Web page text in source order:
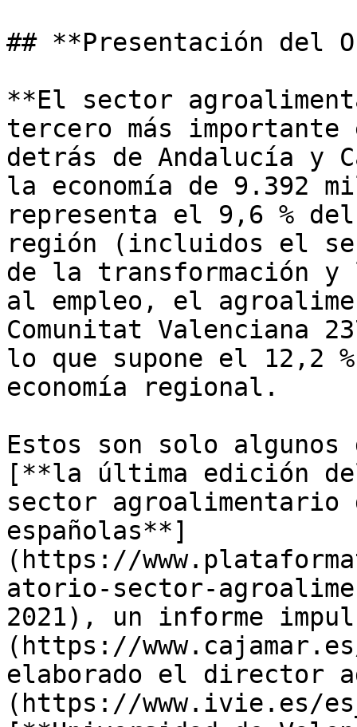
## **Presentación del
**El sector
tercero más
detrás de Andalucía y
la economía de 9.392
representa el 9,6 %
región (incluidos el
de la transformación
al empleo, el
Comunitat Valenciana
lo que supone el 12,2
economía regional.
Estos son solo
[**la última edición
sector agroalimentario
españolas**]
(https://
atorio-sector-
2021), un informe
(https://
elaborado el director
(https://www.ivie.es/